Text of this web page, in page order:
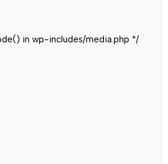
in wp-includes/media.php */